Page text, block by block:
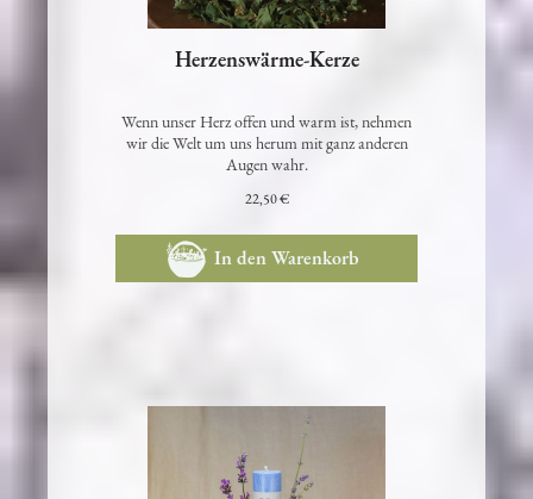
Herzenswärme-Kerze
Wenn unser Herz offen und warm ist, nehmen
wir die Welt um uns herum mit ganz anderen
Augen wahr.
22,50 €
In den Warenkorb